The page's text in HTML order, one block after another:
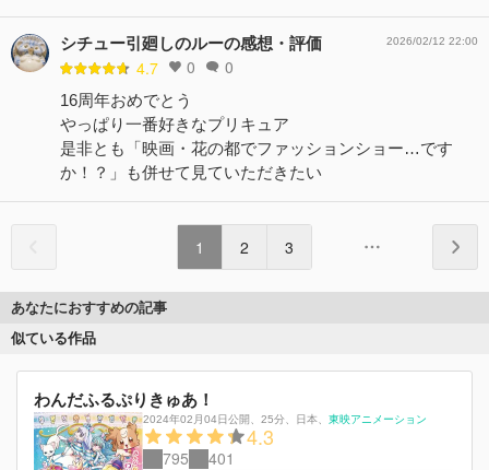
シチュー引廻しのルーの感想・評価
4.7 0 0
2026/02/12 22:00
16周年おめでとう
やっぱり一番好きなプリキュア
是非とも「映画・花の都でファッションショー…です
か！？」も併せて見ていただきたい
1 2 3
あなたにおすすめの記事
似ている作品
わんだふるぷりきゅあ！
2024年02月04日公開 25分 日本 東映アニメーション
4.3
795 401